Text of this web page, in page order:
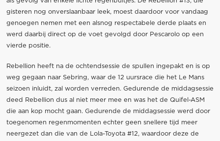
gisteren nog onverslaanbaar leek, moest daardoor voor vandaag
genoegen nemen met een alsnog respectabele derde plaats en
werd daarbij direct op de voet gevolgd door Pescarolo op een
vierde positie.
Rebellion heeft na de ochtendsessie de spullen ingepakt en is op
weg gegaan naar Sebring, waar de 12 uursrace die het Le Mans
seizoen inluidt, zal worden verreden. Gedurende de middagsessie
deed Rebellion dus al niet meer mee en was het de Quifel-ASM
die aan kop mocht gaan. Gedurende de middagsessie werd door
toegenomen regenmomenten echter geen snellere tijd meer
neergezet dan die van de Lola-Toyota #12, waardoor deze de